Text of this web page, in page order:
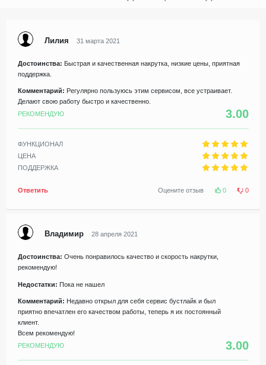
Лилия 31 марта 2021
Достоинства: Быстрая и качественная накрутка, низкие цены, приятная
поддержка.
Комментарий: Регулярно пользуюсь этим сервисом, все устраивает.
Делают свою работу быстро и качественно.
РЕКОМЕНДУЮ
3.00
ФУНКЦИОНАЛ
ЦЕНА
ПОДДЕРЖКА
Ответить Оцените отзыв 0 0
Владимир 28 апреля 2021
Достоинства: Очень понравилось качество и скорость накрутки,
рекомендую!
Недостатки: Пока не нашел
Комментарий: Недавно открыл для себя сервис бустлайк и был
приятно впечатлен его качеством работы, теперь я их постоянный
клиент.
Всем рекомендую!
РЕКОМЕНДУЮ
3.00